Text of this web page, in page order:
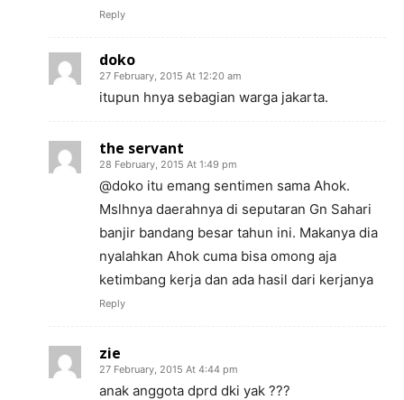
Reply
doko
27 February, 2015 At 12:20 am
itupun hnya sebagian warga jakarta.
the servant
28 February, 2015 At 1:49 pm
@doko itu emang sentimen sama Ahok.
Mslhnya daerahnya di seputaran Gn Sahari
banjir bandang besar tahun ini. Makanya dia
nyalahkan Ahok cuma bisa omong aja
ketimbang kerja dan ada hasil dari kerjanya
Reply
zie
27 February, 2015 At 4:44 pm
anak anggota dprd dki yak ???